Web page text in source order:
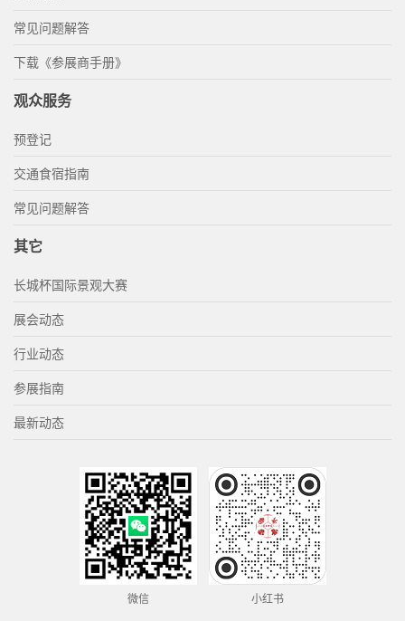
常见问题解答
下载《参展商手册》
观众服务
预登记
交通食宿指南
常见问题解答
其它
长城杯国际景观大赛
展会动态
行业动态
参展指南
最新动态
微信 小红书